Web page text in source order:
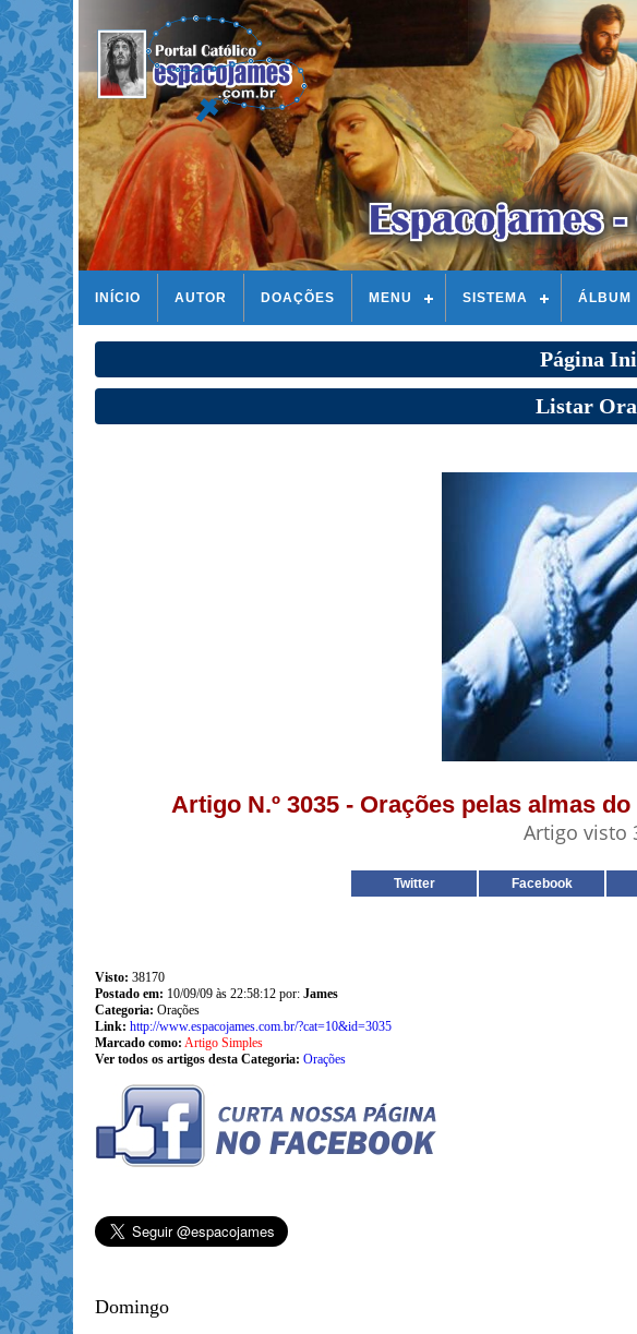
INÍCIO AUTOR DOAÇÕES MENU SISTEMA ÁLBUM
Página
Listar
Artigo N.º 3035 - Orações pelas almas
Artigo visto
Twitter Facebook
Visto: 38170
Postado em: 10/09/09 às 22:58:12 por: James
Categoria: Orações
Link: http://www.espacojames.com.br/?cat=10&id=3035
Marcado como: Artigo Simples
Ver todos os artigos desta Categoria: Orações
Domingo